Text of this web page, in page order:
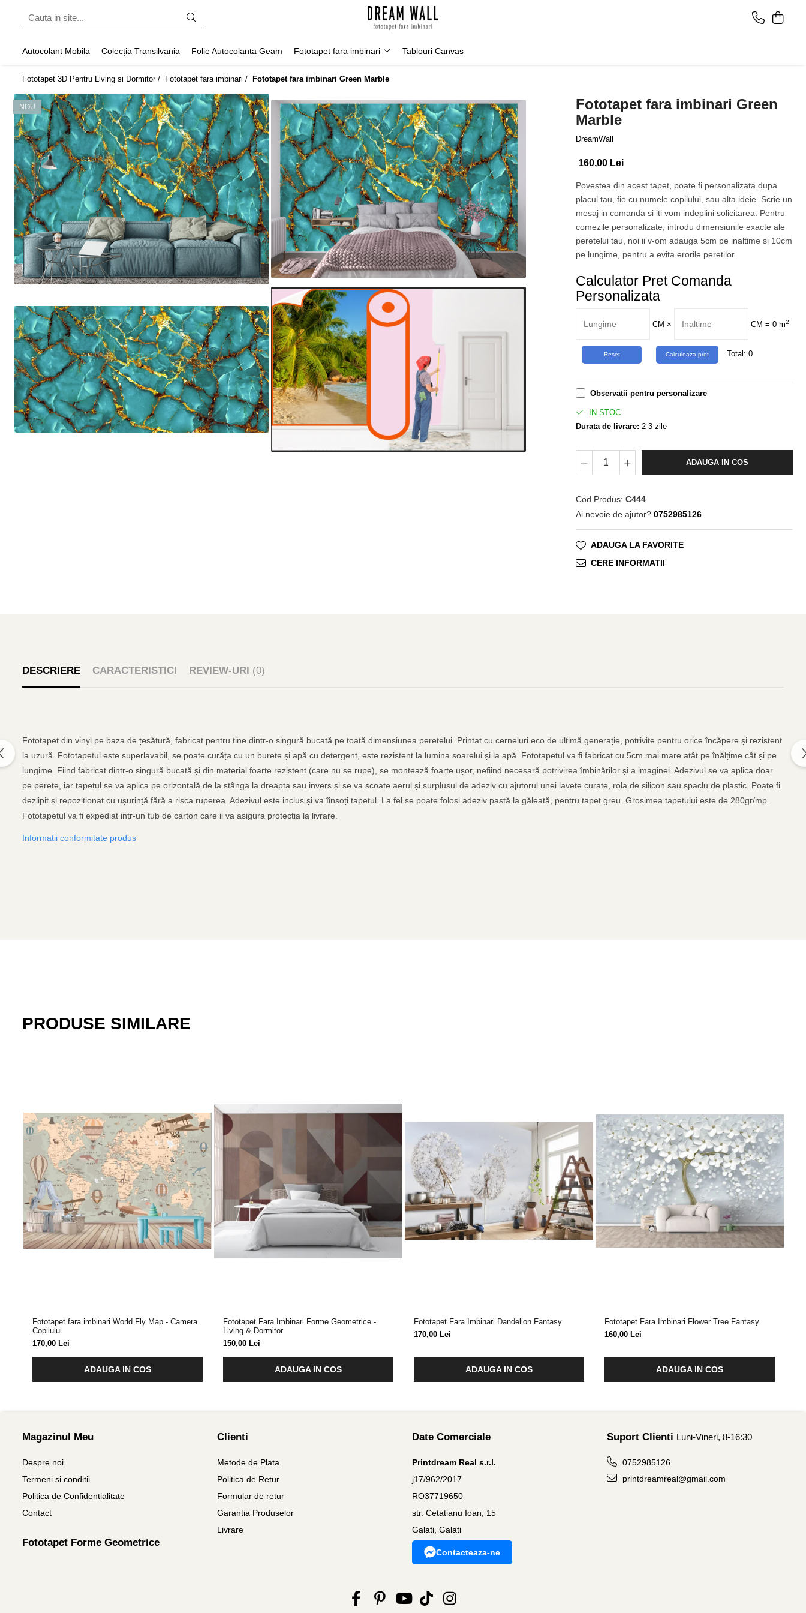
Abstract
Arhitectura
Fluid Art
Forme Geometrice
Fototapet 3D
Frescă
Frunze
Natura
Peisaj
Pentru copii
Tropical
Autocolant Mobila Colecția Transilvania Folie Autocolanta Geam Fototapet fara imbinari Tablouri Canvas
Fototapet 3D Pentru Living si Dormitor / Fototapet fara imbinari / Fototapet fara imbinari Green Marble
NOU
Fototapet fara imbinari Green
Marble
DreamWall
160,00 Lei
Povestea din acest tapet, poate fi personalizata dupa
placul tau, fie cu numele copilului, sau alta ideie. Scrie un
mesaj in comanda si iti vom indeplini solicitarea. Pentru
comezile personalizate, introdu dimensiunile exacte ale
peretelui tau, noi ii v-om adauga 5cm pe inaltime si 10cm
pe lungime, pentru a evita erorile peretilor.
Calculator Pret Comanda
Personalizata
CM × CM =0 m2
Total:0
Observații pentru personalizare
IN STOC
Durata de livrare: 2-3 zile
ADAUGA IN COS
Cod Produs: C444
Ai nevoie de ajutor? 0752985126
ADAUGA LA FAVORITE
CERE INFORMATII
DESCRIERE CARACTERISTICI REVIEW-URI (0)
Fototapet din vinyl pe baza de țesătură, fabricat pentru tine dintr-o singură bucată pe toată dimensiunea peretelui. Printat cu cerneluri eco de ultimă generație, potrivite pentru orice încăpere și rezistent
la uzură. Fototapetul este superlavabil, se poate curăța cu un burete și apă cu detergent, este rezistent la lumina soarelui și la apă. Fototapetul va fi fabricat cu 5cm mai mare atât pe înălțime cât și pe
lungime. Fiind fabricat dintr-o singură bucată și din material foarte rezistent (care nu se rupe), se montează foarte ușor, nefiind necesară potrivirea îmbinărilor și a imaginei. Adezivul se va aplica doar
pe perete, iar tapetul se va aplica pe orizontală de la stânga la dreapta sau invers și se va scoate aerul și surplusul de adeziv cu ajutorul unei lavete curate, rola de silicon sau spaclu de plastic. Poate fi
dezlipit și repozitionat cu ușurință fără a risca ruperea. Adezivul este inclus și va îinsoți tapetul. La fel se poate folosi adeziv pastă la găleată, pentru tapet greu. Grosimea tapetului este de 280gr/mp.
Fototapetul va fi expediat intr-un tub de carton care ii va asigura protectia la livrare.
Informatii conformitate produs
PRODUSE SIMILARE
Fototapet fara imbinari World Fly Map - Camera
Copilului
170,00 Lei
ADAUGA IN COS
Fototapet Fara Imbinari Forme Geometrice -
Living & Dormitor
150,00 Lei
ADAUGA IN COS
Fototapet Fara Imbinari Dandelion Fantasy
170,00 Lei
ADAUGA IN COS
Fototapet Fara Imbinari Flower Tree Fantasy
160,00 Lei
ADAUGA IN COS
Magazinul Meu
Despre noi
Termeni si conditii
Politica de Confidentialitate
Contact
Fototapet Forme Geometrice
Clienti
Metode de Plata
Politica de Retur
Formular de retur
Garantia Produselor
Livrare
Date Comerciale
Printdream Real s.r.l.
j17/962/2017
RO37719650
str. Cetatianu Ioan, 15
Galati, Galati
Contacteaza-ne
Suport Clienti Luni-Vineri, 8-16:30
0752985126
printdreamreal@gmail.com